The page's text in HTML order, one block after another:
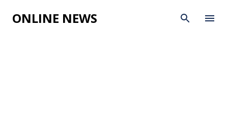
Skip to main content
ONLINE NEWS